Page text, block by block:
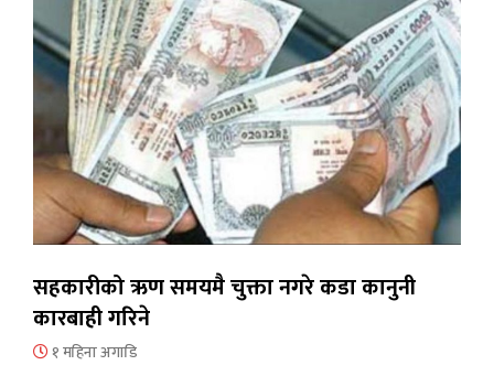
सहकारीको ऋण समयमै चुक्ता नगरे कडा कानुनी
कारबाही गरिने
१ महिना अगाडि